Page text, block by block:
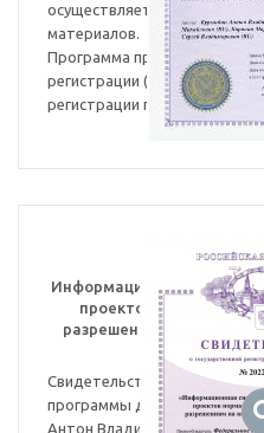
осуществляется при
материалов.
Программа прошла
регистрации (свидетельство
регистрации программы
Информационная система
проектов нормативов
разрешениям на
Свидетельство о
программы для ЭВМ №
Антон Владимирович,